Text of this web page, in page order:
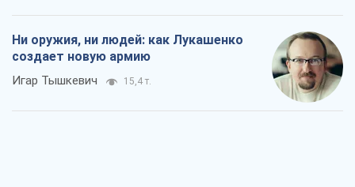
Ни оружия, ни людей: как Лукашенко
создает новую армию
Игар Тышкевич 15,4 т.